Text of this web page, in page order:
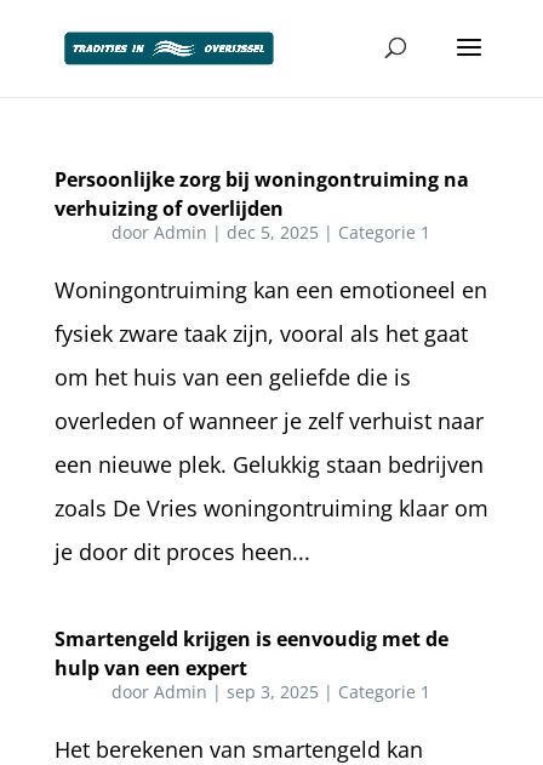
Persoonlijke zorg bij woningontruiming na
verhuizing of overlijden
doorAdmin | dec 5, 2025 | Categorie 1
Woningontruiming kan een emotioneel en
fysiek zware taak zijn, vooral als het gaat
om het huis van een geliefde die is
overleden of wanneer je zelf verhuist naar
een nieuwe plek. Gelukkig staan bedrijven
zoals De Vries woningontruiming klaar om
je door dit proces heen...
Smartengeld krijgen is eenvoudig met de
hulp van een expert
doorAdmin |sep 3, 2025 | Categorie 1
Het berekenen van smartengeld kan